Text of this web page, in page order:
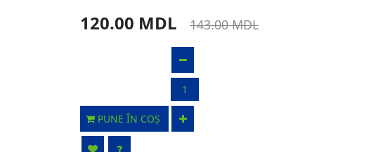
120.00 MDL 143.00 MDL
PUNE ÎN COȘ